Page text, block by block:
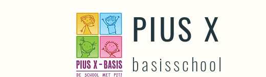
PIUS X
basisschool